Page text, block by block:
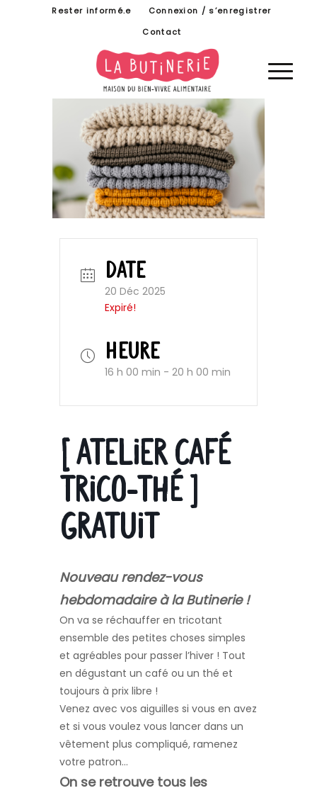
Rester informé.e
Connexion / s’enregistrer
Contact
DATE
20 Déc 2025
Expiré!
HEURE
16 h 00 min - 20 h 00 min
[ ATELIER CAFÉ
TRICO-THÉ ]
GRATUIT
Nouveau rendez-vous
hebdomadaire à la Butinerie !
On va se réchauffer en tricotant
ensemble des petites choses simples
et agréables pour passer l’hiver ! Tout
en dégustant un café ou un thé et
toujours à prix libre !
Venez avec vos aiguilles si vous en avez
et si vous voulez vous lancer dans un
vêtement plus compliqué, ramenez
votre patron…
On se retrouve tous les